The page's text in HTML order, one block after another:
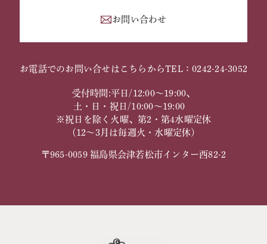
お問い合わせ
お電話でのお問い合せはこちらからTEL：0242-24-3052
受付時間:平日/12:00～19:00、
土・日・祝日/10:00～19:00
※祝日を除く火曜、第2・第4水曜定休
（12～3月は毎週火・水曜定休）
〒965-0059 福島県会津若松市インター西82-2